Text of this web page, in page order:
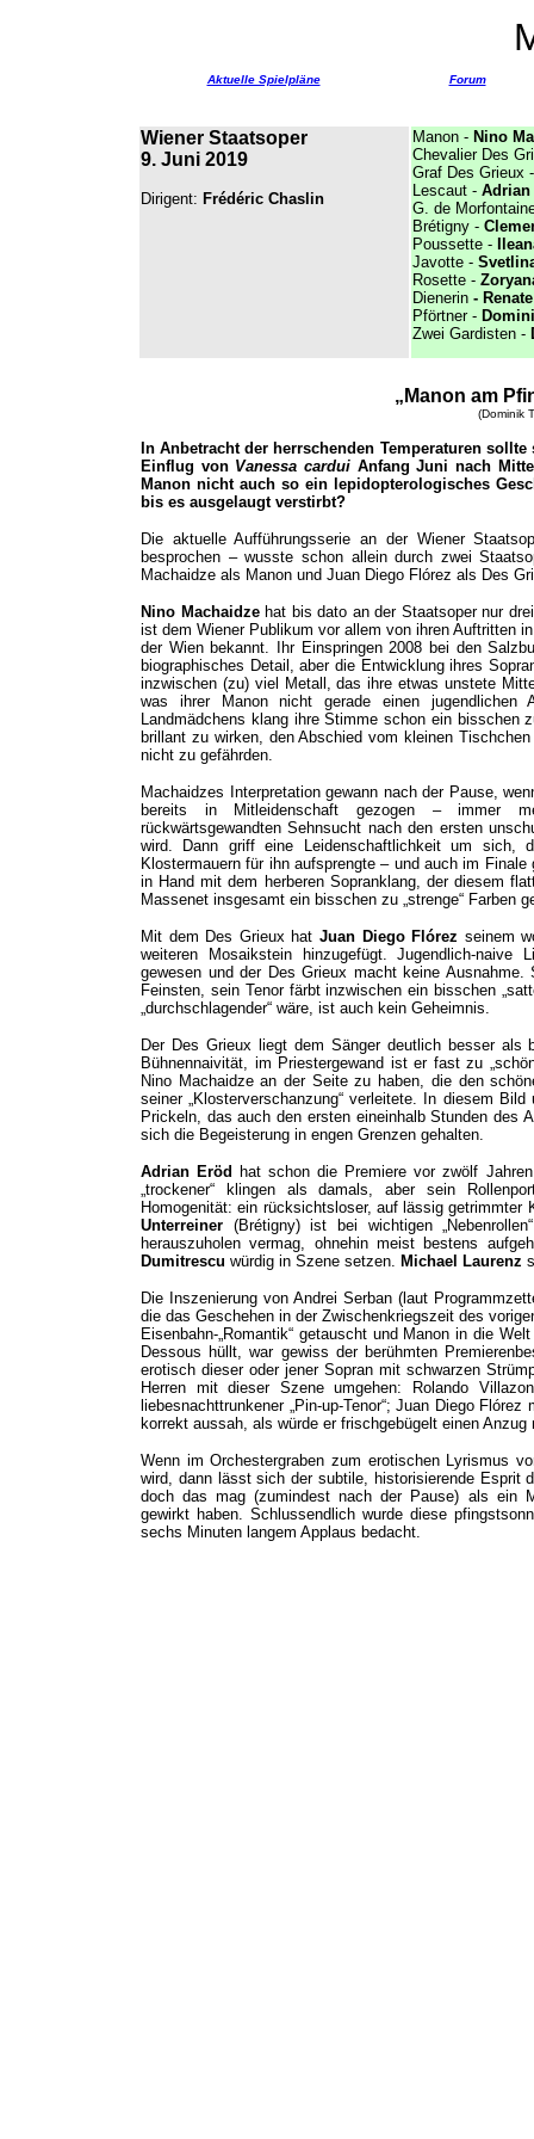
Aktuelle Spielpläne Forum
Wiener Staatsoper
9. Juni 2019
Dirigent: Frédéric Chaslin
Manon - Nino
Chevalier Des
Graf Des Grieux
Lescaut - Adrian
G. de
Brétigny -
Poussette -
Javotte -
Rosette -
Dienerin -
Pförtner -
Zwei Gardisten -
„Manon am
(Dominik
In Anbetracht der herrschenden Temperaturen
Einflug von Vanessa cardui Anfang Juni nach
Manon nicht auch so ein lepidopterologisches
bis es ausgelaugt verstirbt?
Die aktuelle Aufführungsserie an der Wiener
besprochen – wusste schon allein durch zwei
Machaidze als Manon und Juan Diego Flórez als Des
Nino Machaidze hat bis dato an der Staatsoper nur
ist dem Wiener Publikum vor allem von ihren Auftritten
der Wien bekannt. Ihr Einspringen 2008 bei den
biographisches Detail, aber die Entwicklung ihres
inzwischen (zu) viel Metall, das ihre etwas unstete
was ihrer Manon nicht gerade einen
Landmädchens klang ihre Stimme schon ein bisschen
brillant zu wirken, den Abschied vom kleinen
nicht zu gefährden.
Machaidzes Interpretation gewann nach der Pause,
bereits in Mitleidenschaft gezogen – immer
rückwärtsgewandten Sehnsucht nach den ersten
wird. Dann griff eine Leidenschaftlichkeit um sich,
Klostermauern für ihn aufsprengte – und auch im
in Hand mit dem herberen Sopranklang, der diesem
Massenet insgesamt ein bisschen zu „strenge“ Farben
Mit dem Des Grieux hat Juan Diego Flórez seinem
weiteren Mosaikstein hinzugefügt. Jugendlich-
gewesen und der Des Grieux macht keine
Feinsten, sein Tenor färbt inzwischen ein bisschen
„durchschlagender“ wäre, ist auch kein Geheimnis.
Der Des Grieux liegt dem Sänger deutlich besser als
Bühnennaivität, im Priestergewand ist er fast zu
Nino Machaidze an der Seite zu haben, die den
seiner„Klosterverschanzung“ verleitete. In diesem Bild
Prickeln, das auch den ersten eineinhalb Stunden des
sich die Begeisterung in engen Grenzen gehalten.
Adrian Eröd
hat schon die Premiere vor zwölf
„trockener“ klingen als damals, aber sein
Homogenität: ein rücksichtsloser, auf lässig
Unterreiner (Brétigny) ist bei wichtigen
herauszuholen vermag, ohnehin meist bestens
Dumitrescu würdig in Szene setzen. Michael Laurenz
Die Inszenierung von Andrei Serban (laut
die das Geschehen in der Zwischenkriegszeit des
Eisenbahn-„Romantik“ getauscht und Manon in die
Dessous hüllt, war gewiss der berühmten
erotisch dieser oder jener Sopran mit schwarzen
Herren mit dieser Szene umgehen: Rolando
liebesnachttrunkener „Pin-up-Tenor“; Juan Diego
korrekt aussah, als würde er frischgebügelt einen
Wenn im Orchestergraben zum erotischen Lyrismus
wird, dann lässt sich der subtile, historisierende Esprit
doch das mag (zumindest nach der Pause) als ein
gewirkt haben. Schlussendlich wurde diese
sechs Minuten langem Applaus bedacht.